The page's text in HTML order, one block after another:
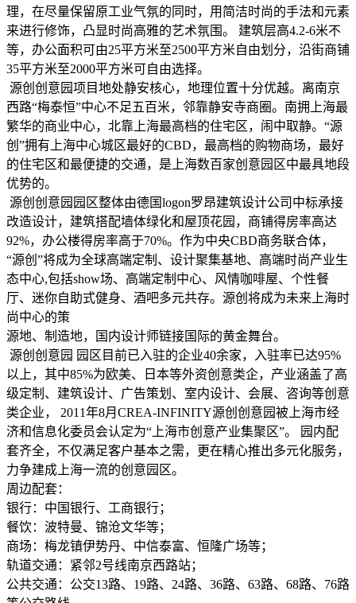
理，在尽量保留原工业气氛的同时，用简洁时尚的手法和元素
来进行修饰，凸显时尚高雅的艺术氛围。 建筑层高4.2-6米不
等，办公面积可由25平方米至2500平方米自由划分，沿街商铺
35平方米至2000平方米可自由选择。
源创创意园项目地处静安核心，地理位置十分优越。离南京
西路“梅泰恒”中心不足五百米，邻靠静安寺商圈。南拥上海最
繁华的商业中心，北靠上海最高档的住宅区，闹中取静。“源
创”拥有上海中心城区最好的CBD，最高档的购物商场，最好
的住宅区和最便捷的交通，是上海数百家创意园区中最具地段
优势的。
源创创意园园区整体由德国logon罗昂建筑设计公司中标承接
改造设计，建筑搭配墙体绿化和屋顶花园，商铺得房率高达
92%，办公楼得房率高于70%。作为中央CBD商务联合体，
“源创”将成为全球高端定制、设计聚集基地、高端时尚产业生
态中心,包括show场、高端定制中心、风情咖啡屋、个性餐
厅、迷你自助式健身、酒吧多元共存。源创将成为未来上海时
尚中心的策
源地、制造地，国内设计师链接国际的黄金舞台。
源创创意园 园区目前已入驻的企业40余家，入驻率已达95%
以上，其中85%为欧美、日本等外资创意类企，产业涵盖了高
级定制、建筑设计、广告策划、室内设计、会展、咨询等创意
类企业， 2011年8月CREA-INFINITY源创创意园被上海市经
济和信息化委员会认定为“上海市创意产业集聚区”。 园内配
套齐全，不仅满足客户基本之需，更在精心推出多元化服务，
力争建成上海一流的创意园区。
周边配套：
银行：中国银行、工商银行；
餐饮：波特曼、锦沧文华等；
商场：梅龙镇伊势丹、中信泰富、恒隆广场等；
轨道交通：紧邻2号线南京西路站；
公共交通：公交13路、19路、24路、36路、63路、68路、76路